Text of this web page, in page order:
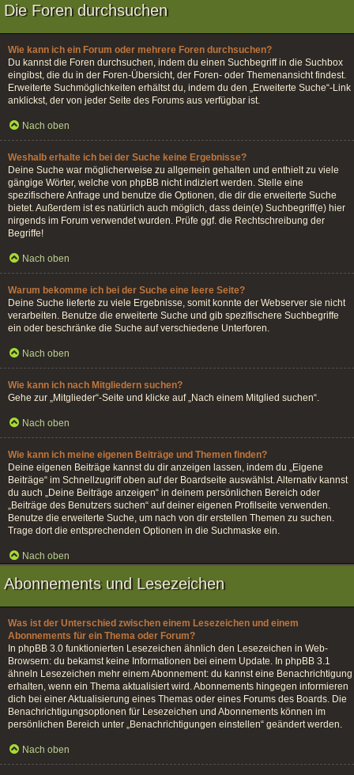
Die Foren durchsuchen
Wie kann ich ein Forum oder mehrere Foren durchsuchen?
Du kannst die Foren durchsuchen, indem du einen Suchbegriff in die Suchbox
eingibst, die du in der Foren-Übersicht, der Foren- oder Themenansicht findest.
Erweiterte Suchmöglichkeiten erhältst du, indem du den „Erweiterte Suche“-Link
anklickst, der von jeder Seite des Forums aus verfügbar ist.
Nach oben
Weshalb erhalte ich bei der Suche keine Ergebnisse?
Deine Suche war möglicherweise zu allgemein gehalten und enthielt zu viele
gängige Wörter, welche von phpBB nicht indiziert werden. Stelle eine
spezifischere Anfrage und benutze die Optionen, die dir die erweiterte Suche
bietet. Außerdem ist es natürlich auch möglich, dass dein(e) Suchbegriff(e) hier
nirgends im Forum verwendet wurden. Prüfe ggf. die Rechtschreibung der
Begriffe!
Nach oben
Warum bekomme ich bei der Suche eine leere Seite?
Deine Suche lieferte zu viele Ergebnisse, somit konnte der Webserver sie nicht
verarbeiten. Benutze die erweiterte Suche und gib spezifischere Suchbegriffe
ein oder beschränke die Suche auf verschiedene Unterforen.
Nach oben
Wie kann ich nach Mitgliedern suchen?
Gehe zur „Mitglieder“-Seite und klicke auf „Nach einem Mitglied suchen“.
Nach oben
Wie kann ich meine eigenen Beiträge und Themen finden?
Deine eigenen Beiträge kannst du dir anzeigen lassen, indem du „Eigene
Beiträge“ im Schnellzugriff oben auf der Boardseite auswählst. Alternativ kannst
du auch „Deine Beiträge anzeigen“ in deinem persönlichen Bereich oder
„Beiträge des Benutzers suchen“ auf deiner eigenen Profilseite verwenden.
Benutze die erweiterte Suche, um nach von dir erstellen Themen zu suchen.
Trage dort die entsprechenden Optionen in die Suchmaske ein.
Nach oben
Abonnements und Lesezeichen
Was ist der Unterschied zwischen einem Lesezeichen und einem
Abonnements für ein Thema oder Forum?
In phpBB 3.0 funktionierten Lesezeichen ähnlich den Lesezeichen in Web-
Browsern: du bekamst keine Informationen bei einem Update. In phpBB 3.1
ähneln Lesezeichen mehr einem Abonnement: du kannst eine Benachrichtigung
erhalten, wenn ein Thema aktualisiert wird. Abonnements hingegen informieren
dich bei einer Aktualisierung eines Themas oder eines Forums des Boards. Die
Benachrichtigungsoptionen für Lesezeichen und Abonnements können im
persönlichen Bereich unter „Benachrichtigungen einstellen“ geändert werden.
Nach oben